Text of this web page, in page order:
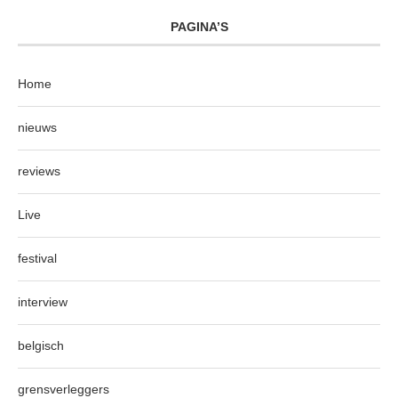
PAGINA’S
Home
nieuws
reviews
Live
festival
interview
belgisch
grensverleggers